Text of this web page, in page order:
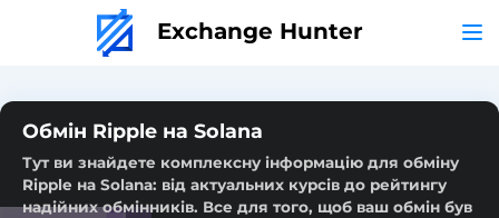
Exchange Hunter
Обмін Ripple на Solana
Тут ви знайдете комплексну інформацію для обміну
Ripple на Solana: від актуальних курсів до рейтингу
надійних обмінників. Все для того, щоб ваш обмін був